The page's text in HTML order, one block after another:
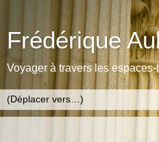
Frédérique
Voyager à travers les espaces-